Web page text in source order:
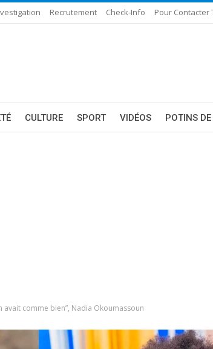
Recrutement Check-Info Pour Contacter
CULTURE SPORT VIDÉOS POTINS
avait comme bien”, Nadia Okoumassoun